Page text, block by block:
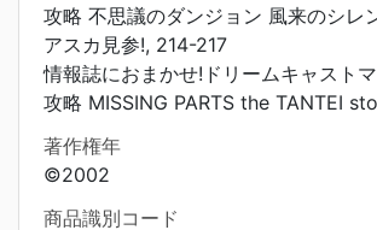
攻略 不思議のダンジョン 風来のシレ
アスカ見参!, 214-217
情報誌におまかせ!ドリームキャスト
攻略 MISSING PARTS the TANTEI
著作権年
©2002
商品識別コード